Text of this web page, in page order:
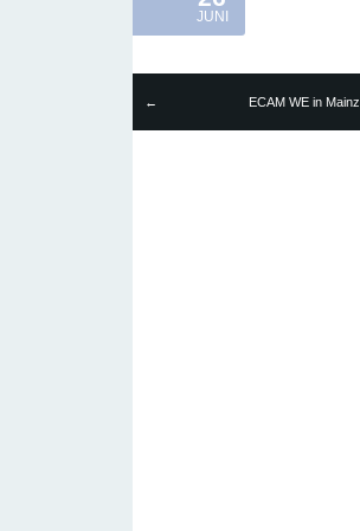
JUNI
← ECAM WE in Mainz